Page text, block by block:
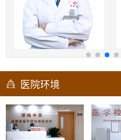
医院环境